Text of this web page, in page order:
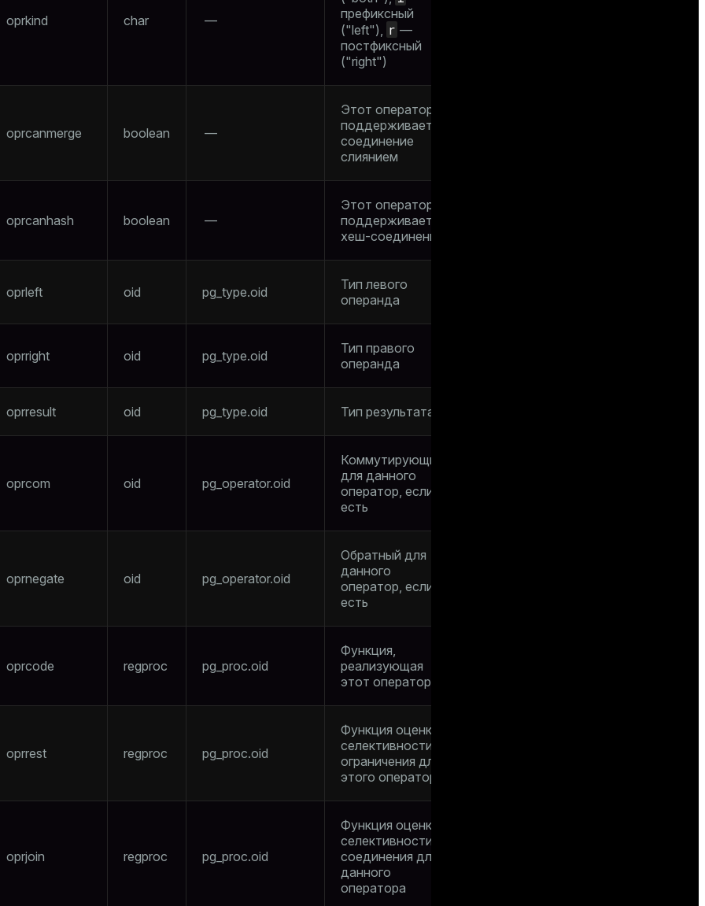
oprkind char —
префиксный
("left"), r —
постфиксный
("right")
oprcanmerge boolean —
Этот оператор
поддерживает
соединение
слиянием
oprcanhash boolean —
Этот оператор
поддерживает
хеш-соединения
oprleft oid pg_type.oid
Тип левого
операнда
oprright oid pg_type.oid
Тип правого
операнда
oprresult oid pg_type.oid Тип результата
oprcom oid pg_operator.oid
Коммутирующий
для данного
оператор, если
есть
oprnegate oid pg_operator.oid
Обратный для
данного
оператор, если
есть
oprcode regproc pg_proc.oid
Функция,
реализующая
этот оператор
oprrest regproc pg_proc.oid
Функция оценки
селективности
ограничения для
этого оператора
oprjoin regproc pg_proc.oid
Функция оценки
селективности
соединения для
данного
оператора